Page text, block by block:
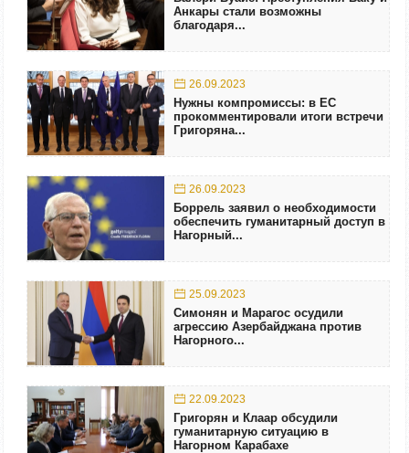
Анкары стали возможны
благодаря...
26.09.2023
Нужны компромиссы: в ЕС
прокомментировали итоги встречи
Григоряна...
26.09.2023
Боррель заявил о необходимости
обеспечить гуманитарный доступ в
Нагорный...
25.09.2023
Симонян и Марагос осудили
агрессию Азербайджана против
Нагорного...
22.09.2023
Григорян и Клаар обсудили
гуманитарную ситуацию в
Нагорном Карабахе